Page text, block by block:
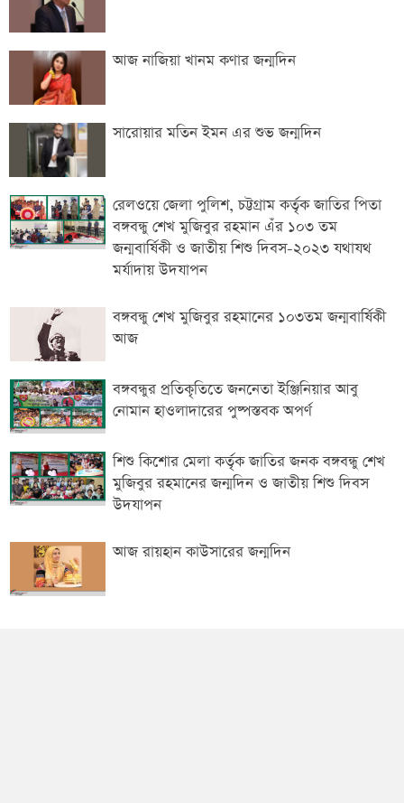
আজ নাজিয়া খানম কণার জন্মদিন
সারোয়ার মতিন ইমন এর শুভ জন্মদিন
রেলওয়ে জেলা পুলিশ, চট্টগ্রাম কর্তৃক জাতির পিতা
বঙ্গবন্ধু শেখ মুজিবুর রহমান এঁর ১০৩ তম
জন্মবার্ষিকী ও জাতীয় শিশু দিবস-২০২৩ যথাযথ
মর্যাদায় উদযাপন
বঙ্গবন্ধু শেখ মুজিবুর রহমানের ১০৩তম জন্মবার্ষিকী
আজ
বঙ্গবন্ধুর প্রতিকৃতিতে জননেতা ইঞ্জিনিয়ার আবু
নোমান হাওলাদারের পুষ্পস্তবক অপর্ণ
শিশু কিশোর মেলা কর্তৃক জাতির জনক বঙ্গবন্ধু শেখ
মুজিবুর রহমানের জন্মদিন ও জাতীয় শিশু দিবস
উদযাপন
আজ রায়হান কাউসারের জন্মদিন